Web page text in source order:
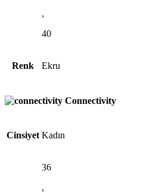
,
40
Renk Ekru
Connectivity
Cinsiyet Kadın
36
,